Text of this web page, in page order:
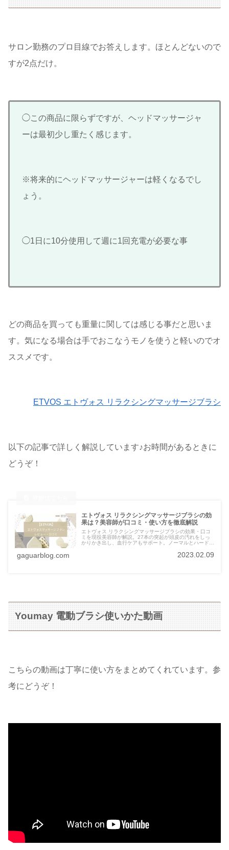
サロン勤務のプロ目線でお答えします。ほとんどないので
すが2点だけ。
◯この商品に限らずですが、ヘッドマッサージャ
ーは最初少し重たく感じます。
※将来的にヘッドマッサージャーは軽くなるでし
ょう。
◯1日に10分使用して週に1回充電が必要な事
どの商品を買っても重量に関しては感じる事だと思いま
す。気になる場合は手でおこなうモノを使うと軽いのでオ
ススメです。
ETVOS エトヴォス リラクシングマッサージブラシ
以下の記事で詳しく解説しています♪お時間があるときに
どうぞ！
エトヴォス リラクシングマッサージブラシの効
果は？美容師が口コミ・使い方を徹底解説
エトヴォス リラクシングマッサージブラシの効果・口コ
ミを現役美容師が解説。27本の突起が頭皮の汚れをしっ
かりかき出し、血行ケアもサポート。ノーマルとハードの
前に知っておきたい情報をまるごとチェック！
gaguarblog.com 2023.02.09
Youmay 電動ブラシ使いかた動画
こちらの動画は丁寧に使い方をまとめてくれています。参
考にどうぞ！